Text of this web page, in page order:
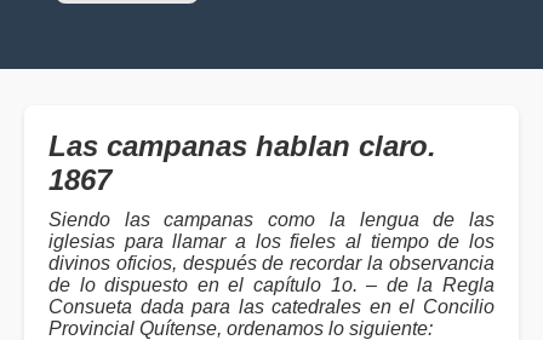
Las campanas hablan claro.
1867
Siendo las campanas como la lengua de las
iglesias para llamar a los fieles al tiempo de los
divinos oficios, después de recordar la observancia
de lo dispuesto en el capítulo 1o. – de la Regla
Consueta dada para las catedrales en el Concilio
Provincial Quítense, ordenamos lo siguiente: